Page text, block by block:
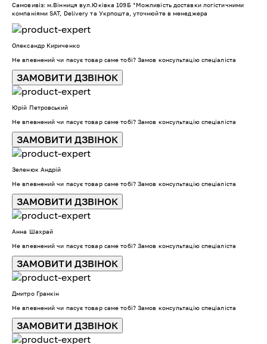
Самовивіз: м.Вінниця вул.Юківка 109Б *Можливість доставки логістичними
компаніями SAT, Delivery та Укрпошта, уточнюйте в менеджера
Олександр Кириченко
Не впевнений чи пасує товар саме тобі? Замов консультацію спеціаліста
ЗАМОВИТИ ДЗВІНОК
Юрій Петровський
Не впевнений чи пасує товар саме тобі? Замов консультацію спеціаліста
ЗАМОВИТИ ДЗВІНОК
Зеленюк Андрій
Не впевнений чи пасує товар саме тобі? Замов консультацію спеціаліста
ЗАМОВИТИ ДЗВІНОК
Анна Шахрай
Не впевнений чи пасує товар саме тобі? Замов консультацію спеціаліста
ЗАМОВИТИ ДЗВІНОК
Дмитро Гранкін
Не впевнений чи пасує товар саме тобі? Замов консультацію спеціаліста
ЗАМОВИТИ ДЗВІНОК